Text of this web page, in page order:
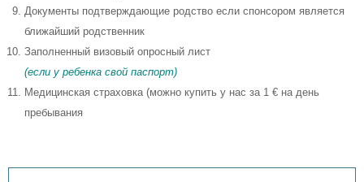
Документы подтверждающие родство если спонсором является
ближайший родственник
Заполненный визовый опросный лист
(если у ребенка свой паспорт)
Медицинская страховка (можно купить у нас за 1 € на день
пребывания